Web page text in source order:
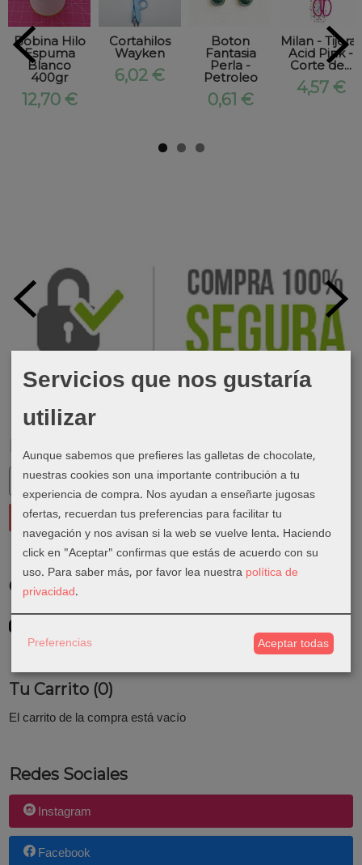
Marcas
Costes de Envío
GRATIS *
Consultar Destinos
Tu Carrito (0)
El carrito de la compra está vacío
Redes Sociales
Instagram
Facebook
Bobina Hilo
Espuma
Blanco
400gr
12,70 €
Cortahilos
Wayken
6,02 €
Boton
Fantasia
Perla -
Petroleo
0,61 €
Milan - Tijeras
Acid Pink -
Corte de...
4,57 €
Servicios que nos gustaría
utilizar
Aunque sabemos que prefieres las galletas de chocolate,
nuestras cookies son una importante contribución a tu
experiencia de compra. Nos ayudan a enseñarte jugosas
ofertas, recuerdan tus preferencias para facilitar tu
navegación y nos avisan si la web se vuelve lenta. Haciendo
click en "Aceptar" confirmas que estás de acuerdo con su
uso. Para saber más, por favor lea nuestra política de
privacidad.
Preferencias Aceptar todas